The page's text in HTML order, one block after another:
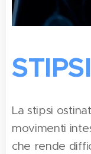
La stipsi
movimenti
che rende